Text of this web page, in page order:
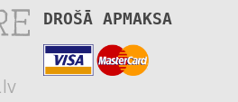
DROŠĀ APMAKSA